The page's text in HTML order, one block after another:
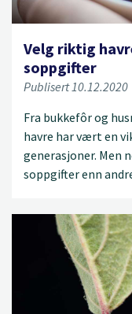
Velg riktig
soppgifter
Publisert 10.12.2020
Fra bukkefôr og
havre har vært en
generasjoner. Men
soppgifter enn